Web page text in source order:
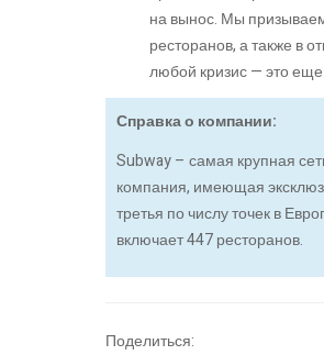
на вынос. Мы
ресторанов, а также в
любой кризис — это еще
Справка о компании:
Subway – самая крупная
компания, имеющая
третья по числу точек в
включает 447 ресторанов.
Поделиться: